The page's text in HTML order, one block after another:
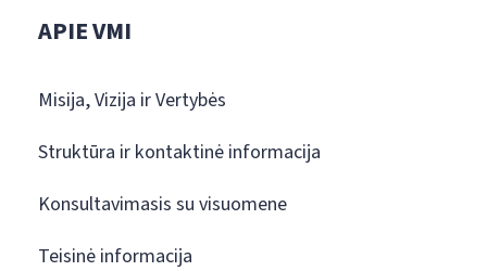
APIE VMI
Misija, Vizija ir Vertybės
Struktūra ir kontaktinė informacija
Konsultavimasis su visuomene
Teisinė informacija